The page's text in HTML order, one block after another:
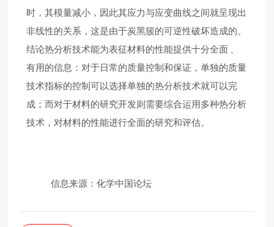
时，其模量减小，因此其应力与应变曲线之间就呈现出
非线性的关系，这是由于炭黑簇的可逆性破坏造成的。
结论热分析技术能为表征材料的性能提供十分全面 、
有用的信息：对于日常的质量控制和保证，单独的质量
技术指标的控制可以选择单独的热分析技术就可以完
成；而对于材料的研究开发则需要综合运用多种热分析
技术，对材料的性能进行全面的研究和评估。
信息来源：化学中国论坛